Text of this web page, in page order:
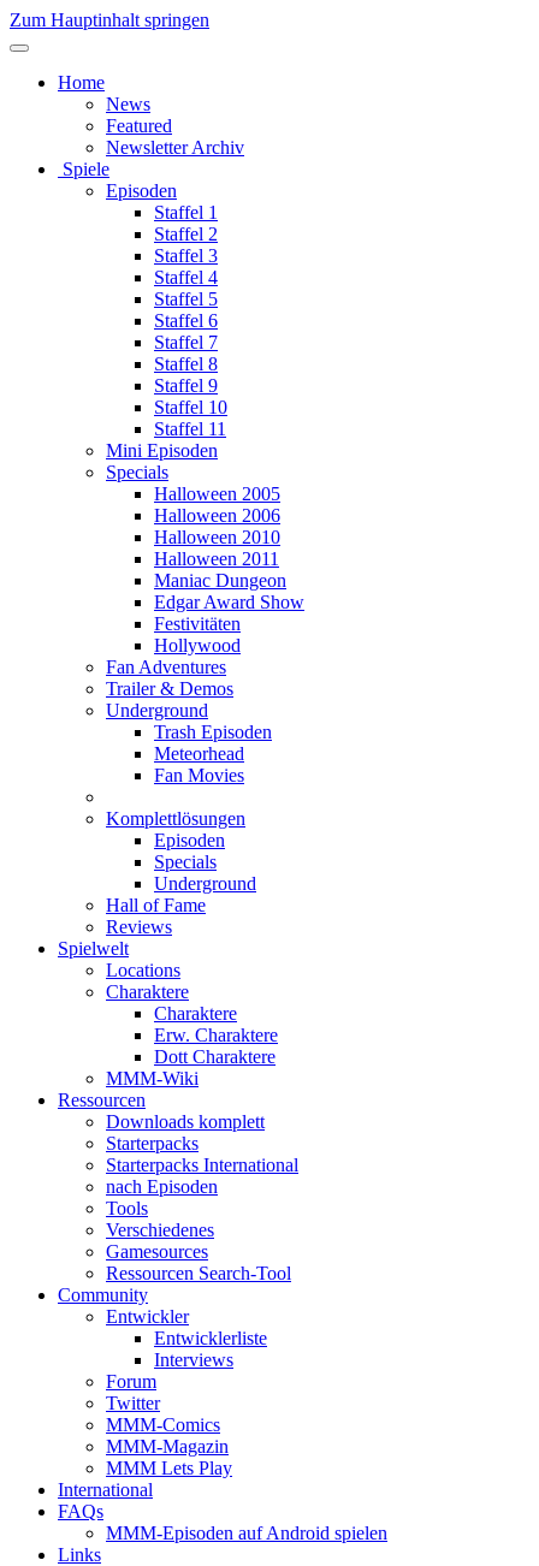
Zum Hauptinhalt springen
Home
News
Featured
Newsletter Archiv
Spiele
Episoden
Staffel 1
Staffel 2
Staffel 3
Staffel 4
Staffel 5
Staffel 6
Staffel 7
Staffel 8
Staffel 9
Staffel 10
Staffel 11
Mini Episoden
Specials
Halloween 2005
Halloween 2006
Halloween 2010
Halloween 2011
Maniac Dungeon
Edgar Award Show
Festivitäten
Hollywood
Fan Adventures
Trailer & Demos
Underground
Trash Episoden
Meteorhead
Fan Movies
Komplettlösungen
Episoden
Specials
Underground
Hall of Fame
Reviews
Spielwelt
Locations
Charaktere
Charaktere
Erw. Charaktere
Dott Charaktere
MMM-Wiki
Ressourcen
Downloads komplett
Starterpacks
Starterpacks International
nach Episoden
Tools
Verschiedenes
Gamesources
Ressourcen Search-Tool
Community
Entwickler
Entwicklerliste
Interviews
Forum
Twitter
MMM-Comics
MMM-Magazin
MMM Lets Play
International
FAQs
MMM-Episoden auf Android spielen
Links